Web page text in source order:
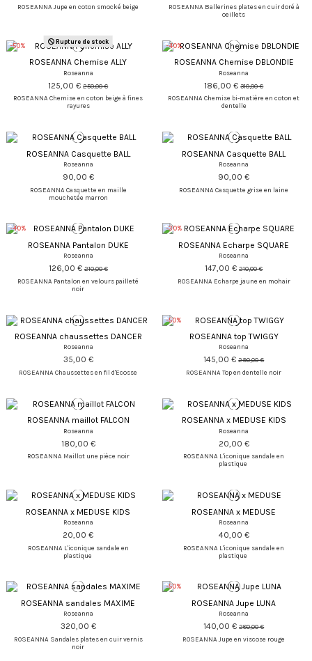
ROSEANNA Jupe en coton smocké beige
ROSEANNA Ballerines plates en cuir doré à
oeillets
-50%
Rupture de stock
ROSEANNA Chemise ALLY
Roseanna
125,00 €250,00 €
ROSEANNA Chemise en coton beige à fines
rayures
-40%
ROSEANNA Chemise DBLONDIE
Roseanna
186,00 €310,00 €
ROSEANNA Chemise bi-matière en coton et
dentelle
ROSEANNA Casquette BALL
Roseanna
90,00 €
ROSEANNA Casquette en maille
mouchetée marron
ROSEANNA Casquette BALL
Roseanna
90,00 €
ROSEANNA Casquette grise en laine
-40%
ROSEANNA Pantalon DUKE
Roseanna
126,00 €210,00 €
ROSEANNA Pantalon en velours pailleté
noir
-30%
ROSEANNA Echarpe SQUARE
Roseanna
147,00 €210,00 €
ROSEANNA Echarpe jaune en mohair
ROSEANNA chaussettes DANCER
Roseanna
35,00 €
ROSEANNA Chaussettes en fil d'Ecosse
-50%
ROSEANNA top TWIGGY
Roseanna
145,00 €290,00 €
ROSEANNA Top en dentelle noir
ROSEANNA maillot FALCON
Roseanna
180,00 €
ROSEANNA Maillot une pièce noir
ROSEANNA x MEDUSE KIDS
Roseanna
20,00 €
ROSEANNA L'iconique sandale en
plastique
ROSEANNA x MEDUSE KIDS
Roseanna
20,00 €
ROSEANNA L'iconique sandale en
plastique
ROSEANNA x MEDUSE
Roseanna
40,00 €
ROSEANNA L'iconique sandale en
plastique
ROSEANNA sandales MAXIME
Roseanna
320,00 €
ROSEANNA Sandales plates en cuir vernis
noir
-50%
ROSEANNA Jupe LUNA
Roseanna
140,00 €280,00 €
ROSEANNA Jupe en viscose rouge